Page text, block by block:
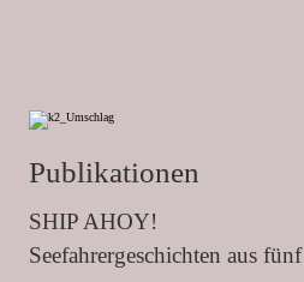
Publikationen
SHIP AHOY!
Seefahrergeschichten aus